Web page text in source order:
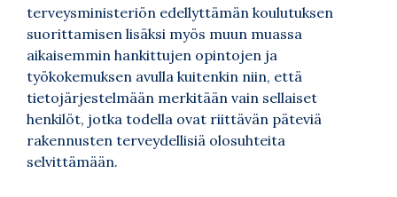
terveysministeriön edellyttämän koulutuksen
suorittamisen lisäksi myös muun muassa
aikaisemmin hankittujen opintojen ja
työkokemuksen avulla kuitenkin niin, että
tietojärjestelmään merkitään vain sellaiset
henkilöt, jotka todella ovat riittävän päteviä
rakennusten terveydellisiä olosuhteita
selvittämään.